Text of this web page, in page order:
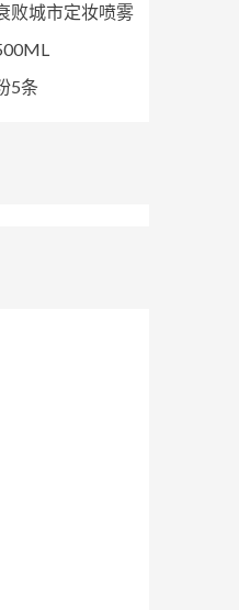
败城市定妆喷雾
5条